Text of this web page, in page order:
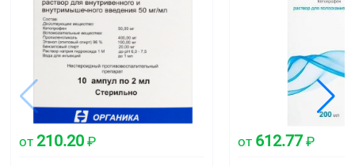
от 210.20 ₽ от 612.77₽